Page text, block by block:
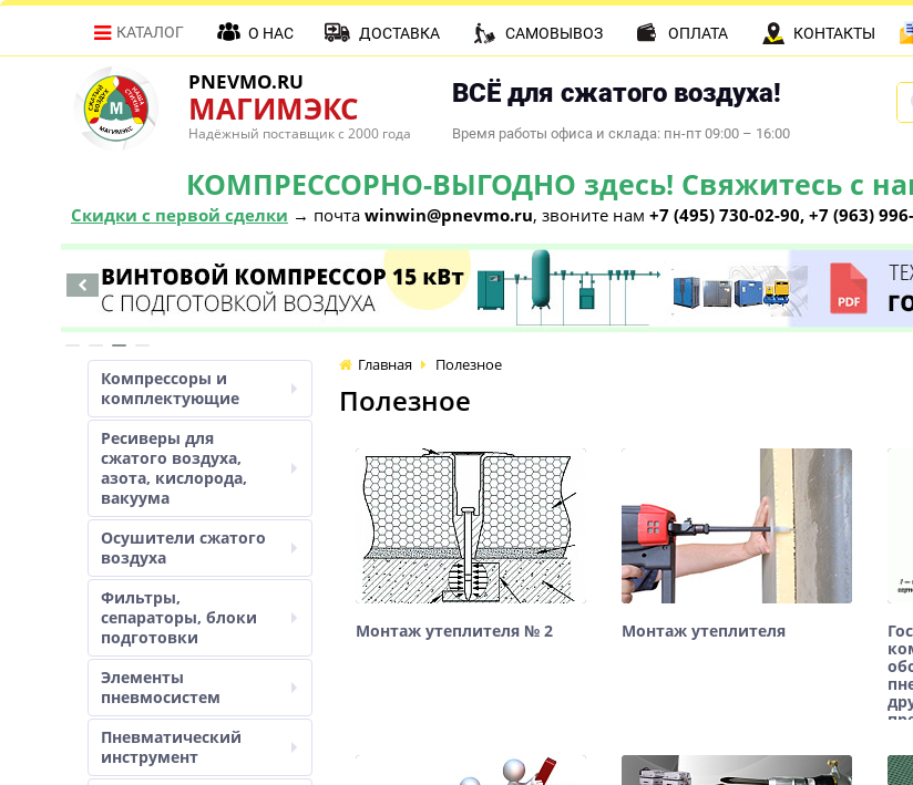
PNEVMO.RU
МАГИМЭКС
Надёжный поставщик с 2000 года
ВСЁ для сжатого воздуха!
Время работы офиса и склада: пн-пт 09:00 – 16:00
КОМПРЕССОРНО-ВЫГОДНО здесь! Свяжитесь с
Скидки с первой сделки → почта winwin@pnevmo.ru, звоните нам +7 (495) 730-02-90, +7 (963)
КАТАЛОГ О НАС ДОСТАВКА САМОВЫВОЗ ОПЛАТА КОНТАКТЫ
Компрессоры и
комплектующие
Ресиверы для
сжатого воздуха,
азота, кислорода,
вакуума
Осушители сжатого
воздуха
Фильтры,
сепараторы, блоки
подготовки
Элементы
пневмосистем
Пневматический
инструмент
Главная Полезное
Полезное
Монтаж утеплителя № 2 Монтаж утеплителя